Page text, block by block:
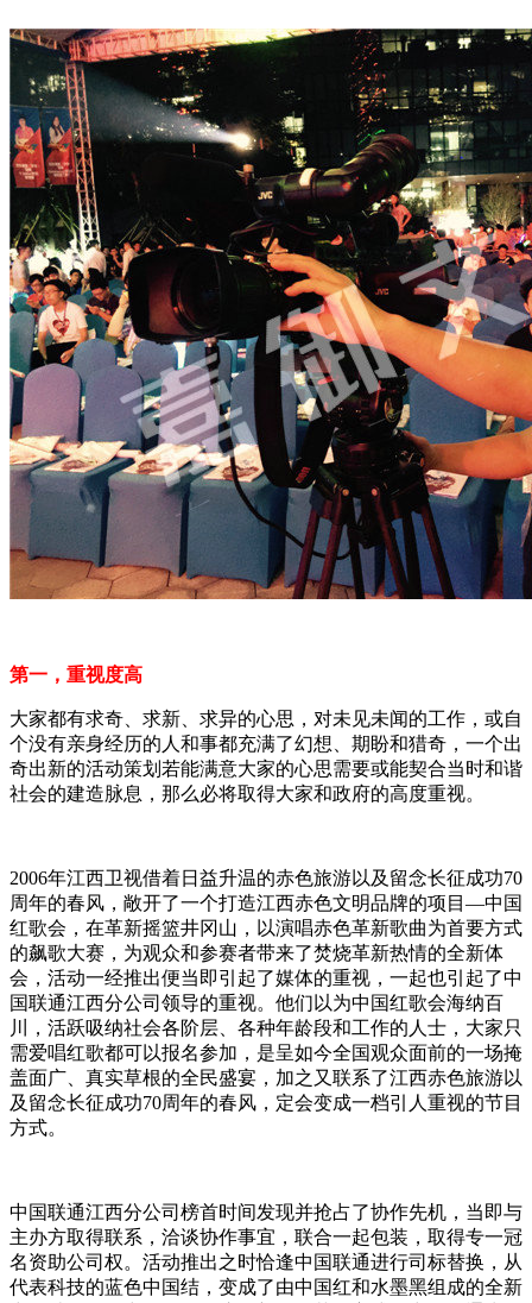
第一，重视度高
大家都有求奇、求新、求异的心思，对未见未闻的工作，或自
个没有亲身经历的人和事都充满了幻想、期盼和猎奇，一个出
奇出新的活动策划若能满意大家的心思需要或能契合当时和谐
社会的建造脉息，那么必将取得大家和政府的高度重视。
2006年江西卫视借着日益升温的赤色旅游以及留念长征成功70
周年的春风，敞开了一个打造江西赤色文明品牌的项目—中国
红歌会，在革新摇篮井冈山，以演唱赤色革新歌曲为首要方式
的飙歌大赛，为观众和参赛者带来了焚烧革新热情的全新体
会，活动一经推出便当即引起了媒体的重视，一起也引起了中
国联通江西分公司领导的重视。他们以为中国红歌会海纳百
川，活跃吸纳社会各阶层、各种年龄段和工作的人士，大家只
需爱唱红歌都可以报名参加，是呈如今全国观众面前的一场掩
盖面广、真实草根的全民盛宴，加之又联系了江西赤色旅游以
及留念长征成功70周年的春风，定会变成一档引人重视的节目
方式。
中国联通江西分公司榜首时间发现并抢占了协作先机，当即与
主办方取得联系，洽谈协作事宜，联合一起包装，取得专一冠
名资助公司权。活动推出之时恰逢中国联通进行司标替换，从
代表科技的蓝色中国结，变成了由中国红和水墨黑组成的全新